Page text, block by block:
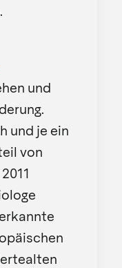
und
und je ein
von